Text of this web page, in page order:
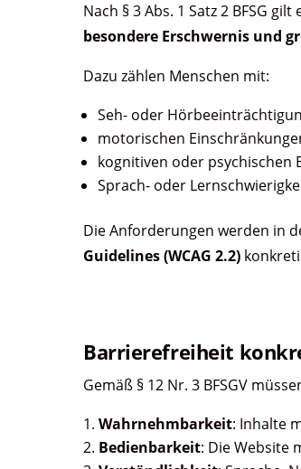
Nach § 3 Abs. 1 Satz 2 BFSG
besondere Erschwernis und
Dazu zählen Menschen mit:
Seh- oder
motorischen
kognitiven oder psychischen
Sprach- oder
Die Anforderungen werden in
Guidelines (WCAG 2.2)
Barrierefreiheit
Gemäß § 12 Nr. 3 BFSGV
Wahrnehmbarkeit: Inhalte
Bedienbarkeit: Die Website